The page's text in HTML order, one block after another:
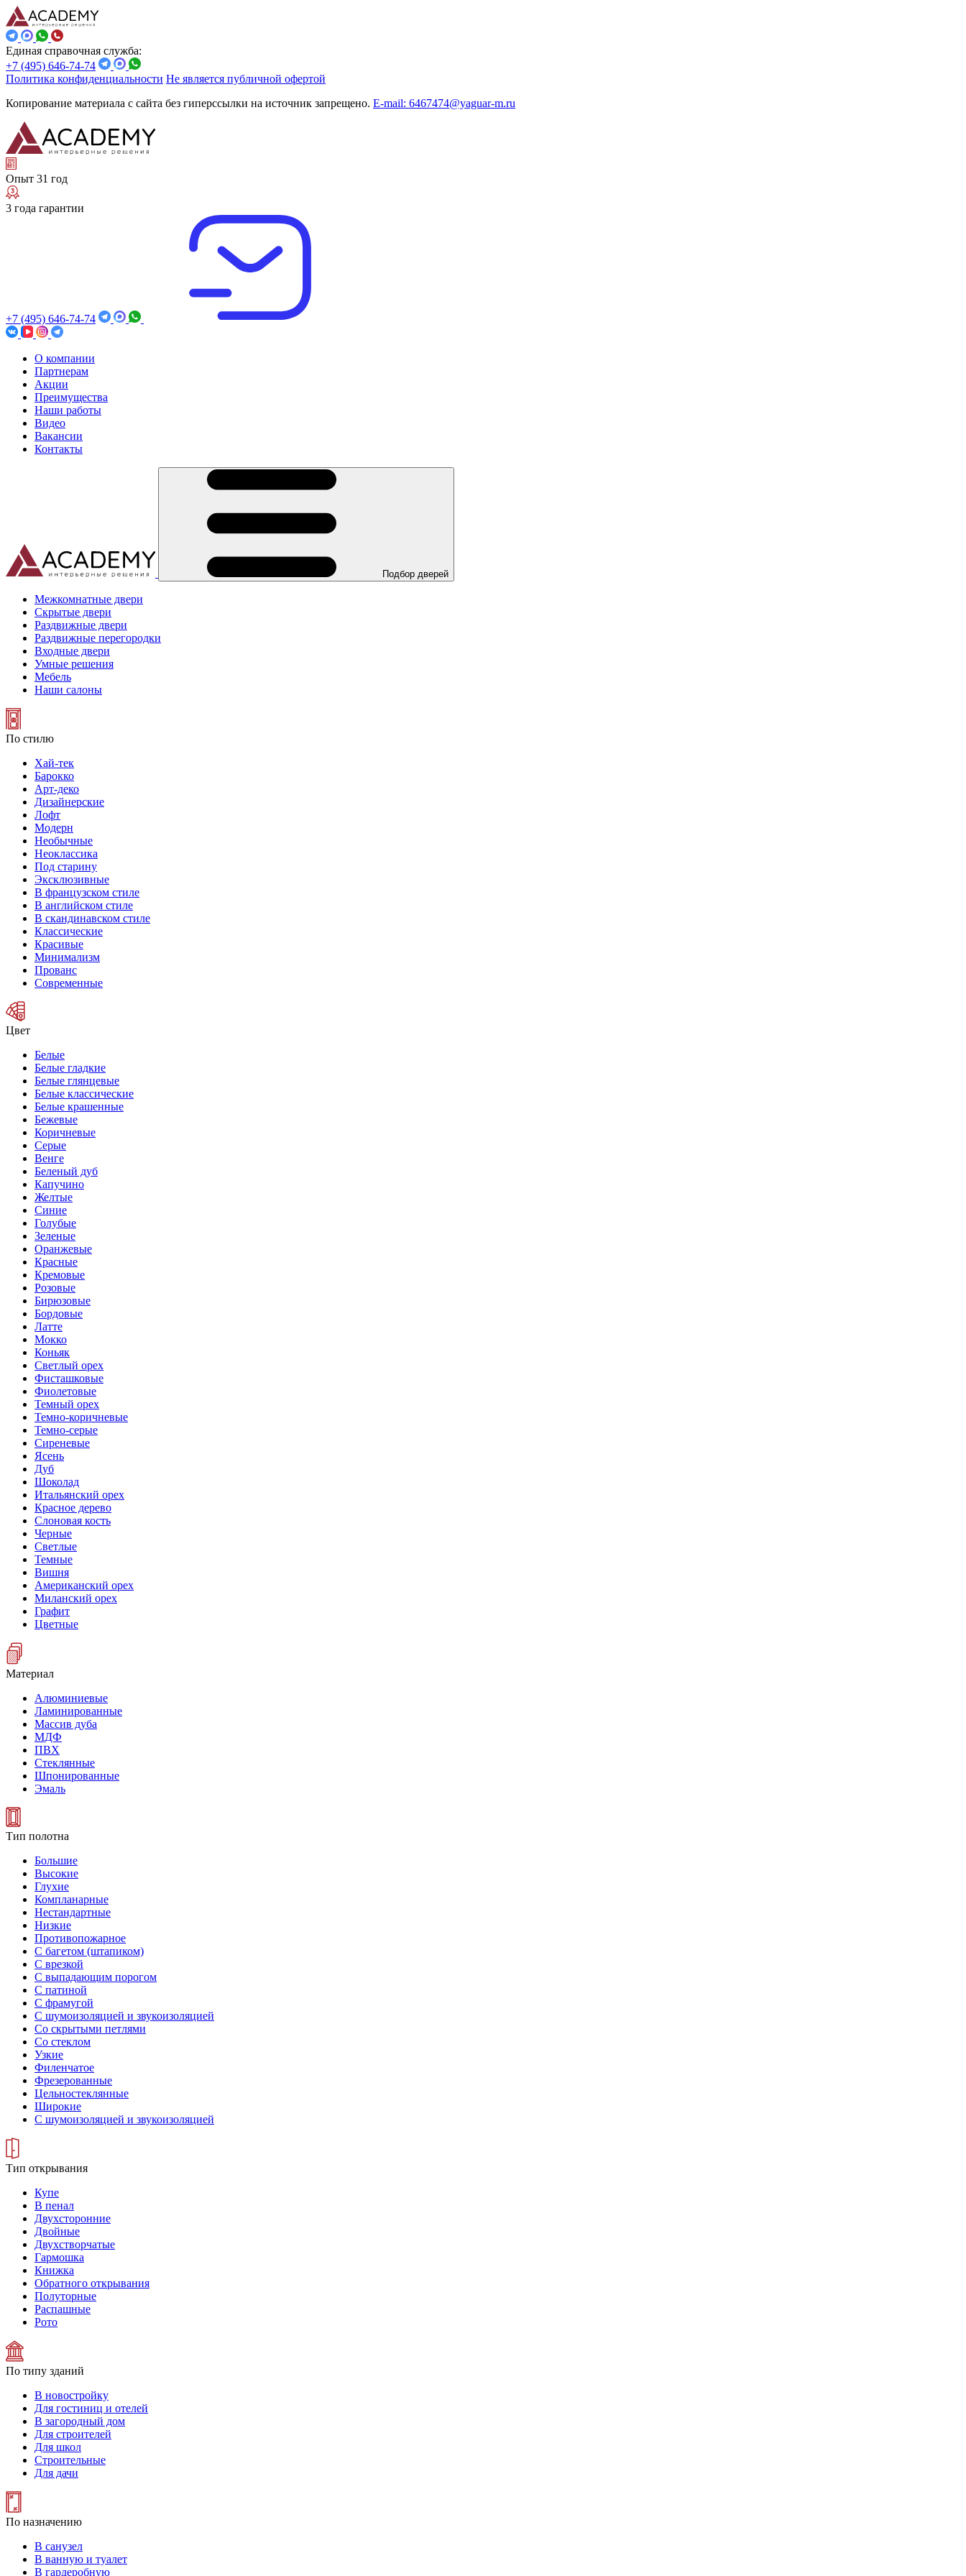
Единая справочная служба:
+7 (495) 646-74-74
Политика конфиденциальности Не является публичной офертой
Копирование материала с сайта без гиперссылки на источник запрещено. E-mail: 6467474@yaguar-m.ru
Опыт 31 год
3 года гарантии
+7 (495) 646-74-74
О компании
Партнерам
Акции
Преимущества
Наши работы
Видео
Вакансии
Контакты
Подбор дверей
Межкомнатные двери
Скрытые двери
Раздвижные двери
Раздвижные перегородки
Входные двери
Умные решения
Мебель
Наши салоны
По стилю
Хай-тек
Барокко
Арт-деко
Дизайнерские
Лофт
Модерн
Необычные
Неоклассика
Под старину
Эксклюзивные
В французском стиле
В английском стиле
В скандинавском стиле
Классические
Красивые
Минимализм
Прованс
Современные
Цвет
Белые
Белые гладкие
Белые глянцевые
Белые классические
Белые крашенные
Бежевые
Коричневые
Серые
Венге
Беленый дуб
Капучино
Желтые
Синие
Голубые
Зеленые
Оранжевые
Красные
Кремовые
Розовые
Бирюзовые
Бордовые
Латте
Мокко
Коньяк
Светлый орех
Фисташковые
Фиолетовые
Темный орех
Темно-коричневые
Темно-серые
Сиреневые
Ясень
Дуб
Шоколад
Итальянский орех
Красное дерево
Слоновая кость
Черные
Светлые
Темные
Вишня
Американский орех
Миланский орех
Графит
Цветные
Материал
Алюминиевые
Ламинированные
Массив дуба
МДФ
ПВХ
Стеклянные
Шпонированные
Эмаль
Тип полотна
Большие
Высокие
Глухие
Компланарные
Нестандартные
Низкие
Противопожарное
С багетом (штапиком)
С врезкой
С выпадающим порогом
С патиной
С фрамугой
С шумоизоляцией и звукоизоляцией
Со скрытыми петлями
Со стеклом
Узкие
Филенчатое
Фрезерованные
Цельностеклянные
Широкие
С шумоизоляцией и звукоизоляцией
Тип открывания
Купе
В пенал
Двухсторонние
Двойные
Двухстворчатые
Гармошка
Книжка
Обратного открывания
Полуторные
Распашные
Рото
По типу зданий
В новостройку
Для гостиниц и отелей
В загородный дом
Для строителей
Для школ
Строительные
Для дачи
По назначению
В санузел
В ванную и туалет
В гардеробную